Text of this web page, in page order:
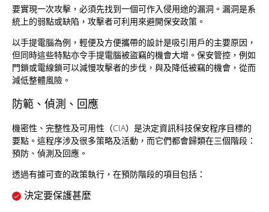
要實現一次攻擊，必須先找到一個可作入侵用途的漏洞。漏洞是系
統上的弱點或缺陷，攻擊者可利用來避開保安政策。
以手提電腦為例，輕便及方便攜帶的設計是吸引用戶的主要原因，
但同時這些特點亦令手提電腦被盜竊的機會大增。保安管控，例如
門鎖或電線鎖可以減慢攻擊者的步伐，與及降低被竊的機會，從而
減低整體風險。
防範、偵測、回應
機密性、完整性及可用性（CIA）是決定資訊科技保安程序目標的
要點。這程序涉及很多策略及活動，而它們都會歸類在三個階段：
預防、偵測及回應。
透過有據可查的政策執行，在預防階段的項目包括：
決定要保護甚麼